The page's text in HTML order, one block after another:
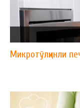
Микротўлқинли